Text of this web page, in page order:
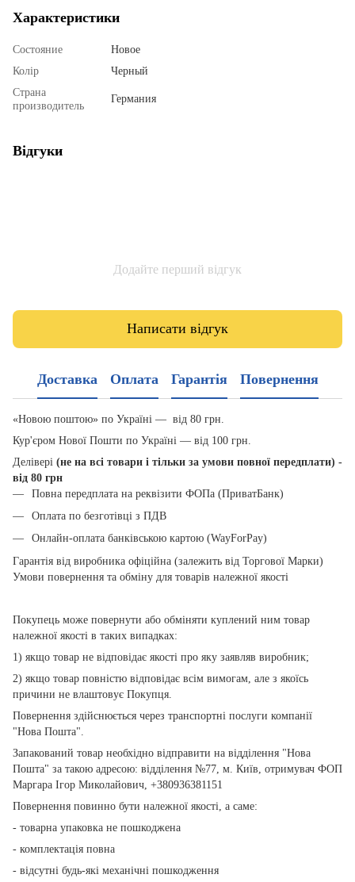
Характеристики
Состояние
Новое
Колір
Черный
Страна
производитель
Германия
Відгуки
Додайте перший відгук
Написати відгук
Доставка Оплата Гарантія Повернення
«Новою поштою» по Україні — від 80 грн.
Кур'єром Нової Пошти по Україні — від 100 грн.
Делівері (не на всі товари і тільки за умови повної передплати) -
від 80 грн
Повна передплата на реквізити ФОПа (ПриватБанк)
Оплата по безготівці з ПДВ
Онлайн-оплата банківською картою (WayForPay)
Гарантія від виробника офіційна (залежить від Торгової Марки)
Умови повернення та обміну для товарів належної якості
Покупець може повернути або обміняти куплений ним товар
належної якості в таких випадках:
1) якщо товар не відповідає якості про яку заявляв виробник;
2) якщо товар повністю відповідає всім вимогам, але з якоїсь
причини не влаштовує Покупця.
Повернення здійснюється через транспортні послуги компанії
"Нова Пошта".
Запакований товар необхідно відправити на відділення "Нова
Пошта" за такою адресою: відділення №77, м. Київ, отримувач ФОП
Маргара Ігор Миколайович, +380936381151
Повернення повинно бути належної якості, а саме:
- товарна упаковка не пошкоджена
- комплектація повна
- відсутні будь-які механічні пошкодження